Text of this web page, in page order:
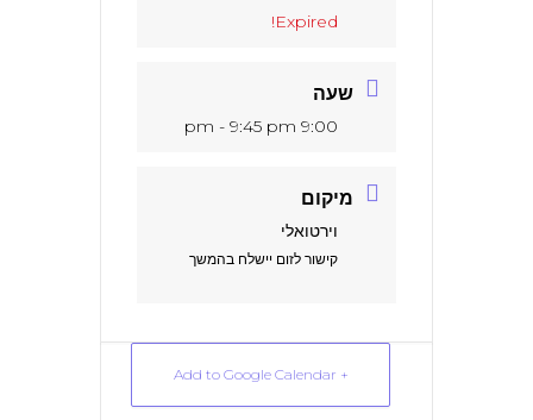
Expired!
שעה
9:00 pm - 9:45 pm
מיקום
וירטואלי
קישור לזום יישלח בהמשך
+ Add to Google Calendar